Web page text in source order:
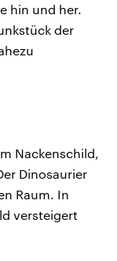
hin und her.
der
Nackenschild,
Dinosaurier
Raum. In
versteigert